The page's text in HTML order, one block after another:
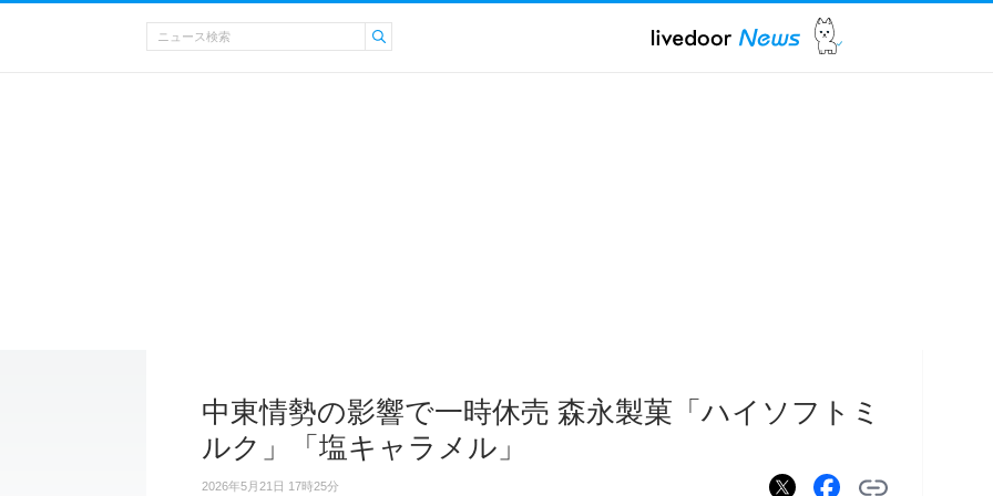
中東情勢の影響で一時休売 森永製菓「ハイソフトミ
ルク」「塩キャラメル」
2026年5月21日 17時25分